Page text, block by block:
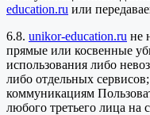
education.ru или
6.8. unikor-education.ru не
прямые или косвенные
использования либо
либо отдельных
коммуникациям
любого третьего лица на